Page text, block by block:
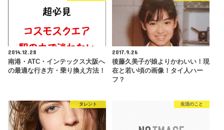
2014.12.28
南港・ATC・インテックス大阪へ
の最適な行き方・乗り換え方法！
2017.9.26
後藤久美子が娘よりかわいい！現
在と若い頃の画像！タイ人ハー
フ？
タレント 生活のこと